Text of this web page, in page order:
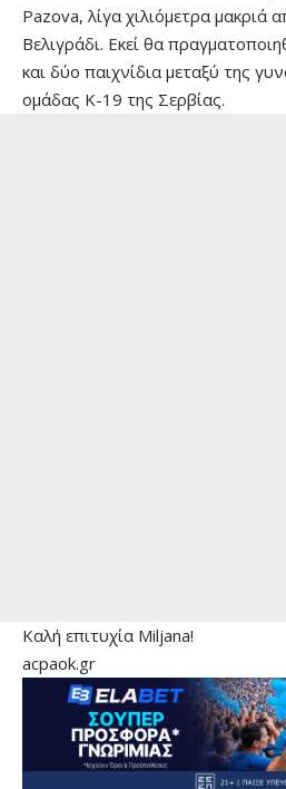
Pazova, λίγα χιλιόμετρα
Βελιγράδι. Εκεί θα
και δύο παιχνίδια μεταξύ της
ομάδας K-19 της Σερβίας.
Καλή επιτυχία Miljana!
acpaok.gr